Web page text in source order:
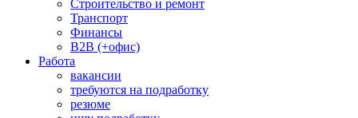
Строительство и ремонт
Транспорт
Финансы
B2B (+офис)
Работа
вакансии
требуются на подработку
резюме